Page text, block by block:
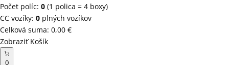
Počet políc: 0 (1 polica = 4 boxy)
CC vozíky: 0 plných vozíkov
Celková suma: 0,00 €
Zobraziť Košík
0